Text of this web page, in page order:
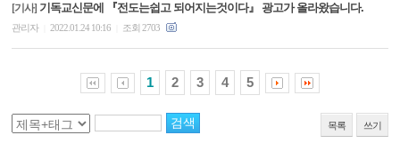
[기사] 기독교신문에 『전도는쉽고 되어지는것이다』 광고가 올라왔습니다.
관리자 2022.01.24 10:16 조회 2703
1 2 3 4 5
목록 쓰기